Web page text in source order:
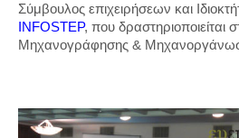
Σύμβουλος επιχειρήσεων και
INFOSTEP, που δραστηριοποιείται
Μηχανογράφησης &